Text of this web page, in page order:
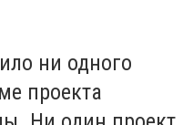
ни одного
проекта